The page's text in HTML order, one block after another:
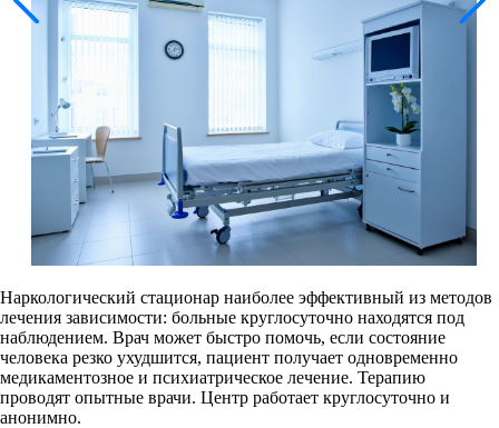
Наркологический стационар наиболее эффективный из методов
лечения зависимости: больные круглосуточно находятся под
наблюдением. Врач может быстро помочь, если состояние
человека резко ухудшится, пациент получает одновременно
медикаментозное и психиатрическое лечение. Терапию
проводят опытные врачи. Центр работает круглосуточно и
анонимно.